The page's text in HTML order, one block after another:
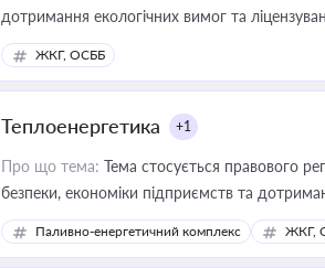
дотримання екологічних вимог та
ЖКГ, ОСББ
Теплоенергетика +1
Про що тема: Тема стосується правового
безпеки, економіки підприємств та
Паливно-енергетичний комплекс ЖКГ,